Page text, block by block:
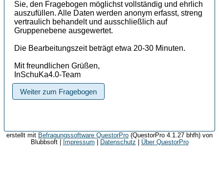
Sie, den Fragebogen möglichst vollständig und ehrlich
auszufüllen. Alle Daten werden anonym erfasst, streng
vertraulich behandelt und ausschließlich auf
Gruppenebene ausgewertet.
Die Bearbeitungszeit beträgt etwa 20-30 Minuten.
Mit freundlichen Grüßen,
InSchuKa4.0-Team
Weiter zum Fragebogen
erstellt mit Befragungssoftware QuestorPro (QuestorPro 4.1.27 bhfh) von
Blubbsoft |
Impressum Datenschutz Über QuestorPro